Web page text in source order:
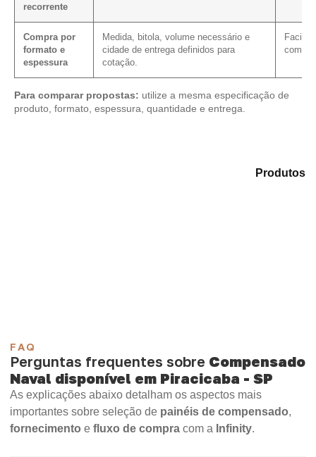
recorrente
Compra por
formato e
espessura
Medida, bitola, volume necessário e
cidade de entrega definidos para
cotação.
com
Para comparar propostas: utilize a mesma especificação de
produto, formato, espessura, quantidade e entrega.
Produtos
FAQ
Perguntas frequentes sobre Compensado
Naval disponível em Piracicaba - SP
As explicações abaixo detalham os aspectos mais
importantes sobre seleção de painéis de compensado,
fornecimento e fluxo de compra com a Infinity.